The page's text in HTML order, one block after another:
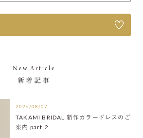
New Article
新着記事
2026/08/07
TAKAMI BRIDAL 新作カラードレスのご
案内 part.2